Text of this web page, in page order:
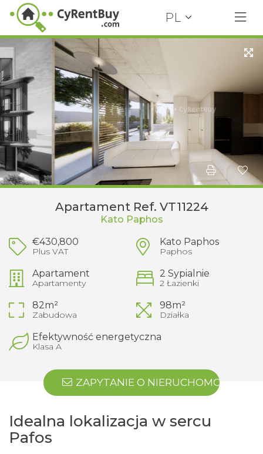
PL
Apartament Ref. VT11224
Kato Paphos
€430,800
Plus VAT
Kato Paphos
Paphos
Apartament
Apartamenty
2 Sypialnie
2 Łazienki
82m²
Zabudowa
98m²
Działka
Efektywność energetyczna
Klasa A
ZAPYTANIE O NIERUCHOMOŚĆ
Idealna lokalizacja w sercu
Pafos